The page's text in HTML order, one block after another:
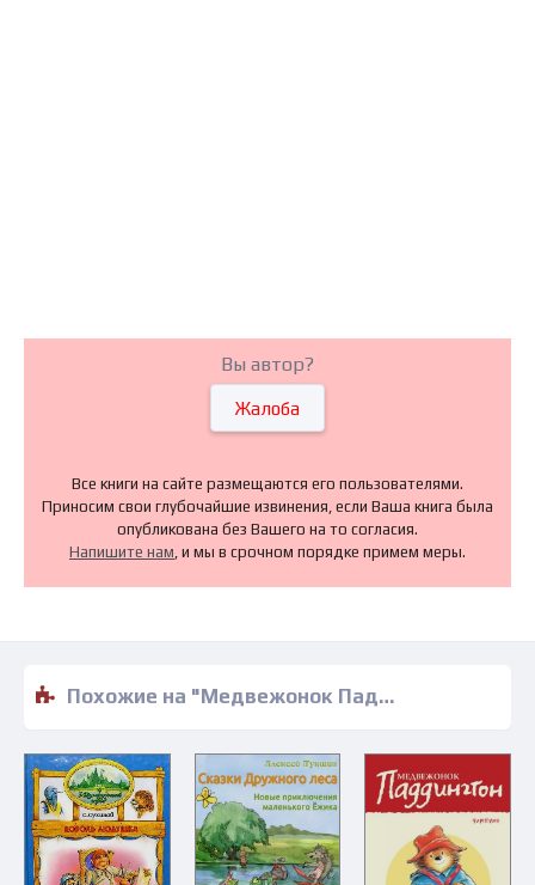
Вы автор?
Жалоба
Все книги на сайте размещаются его пользователями.
Приносим свои глубочайшие извинения, если Ваша книга была
опубликована без Вашего на то согласия.
Напишите нам , и мы в срочном порядке примем меры.
Похожие на "Медвежонок Паддингтон и мармеладный лабиринт - Майкл Бонд" книги читать бесплатно полные версии